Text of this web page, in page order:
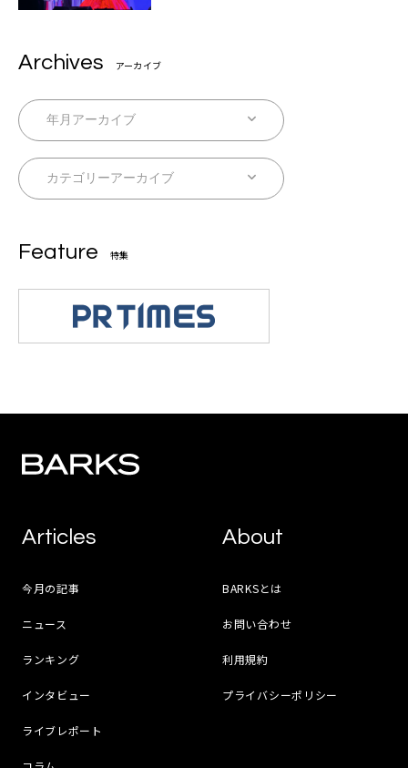
Archives アーカイブ
Feature 特集
Articles
今月の記事
ニュース
ランキング
インタビュー
ライブレポート
About
BARKSとは
お問い合わせ
利用規約
プライバシーポリシー